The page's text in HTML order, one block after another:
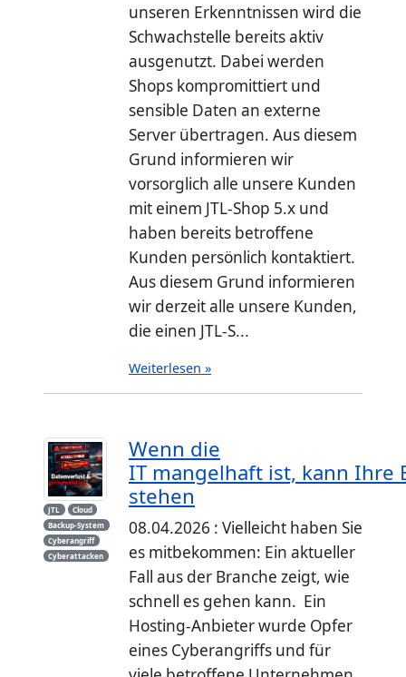
unseren Erkenntnissen wird die
Schwachstelle bereits aktiv
ausgenutzt. Dabei werden
Shops kompromittiert und
sensible Daten an externe
Server übertragen. Aus diesem
Grund informieren wir
vorsorglich alle unsere Kunden
mit einem JTL-Shop 5.x und
haben bereits betroffene
Kunden persönlich kontaktiert.
Aus diesem Grund informieren
wir derzeit alle unsere Kunden,
die einen JTL-S...
Weiterlesen »
JTL
Cloud
Backup-System
Cyberangriff
Cyberattacken
Wenn die
IT mangelhaft ist, kann Ihre
stehen
08.04.2026 : Vielleicht haben Sie
es mitbekommen: Ein aktueller
Fall aus der Branche zeigt, wie
schnell es gehen kann. Ein
Hosting-Anbieter wurde Opfer
eines Cyberangriffs und für